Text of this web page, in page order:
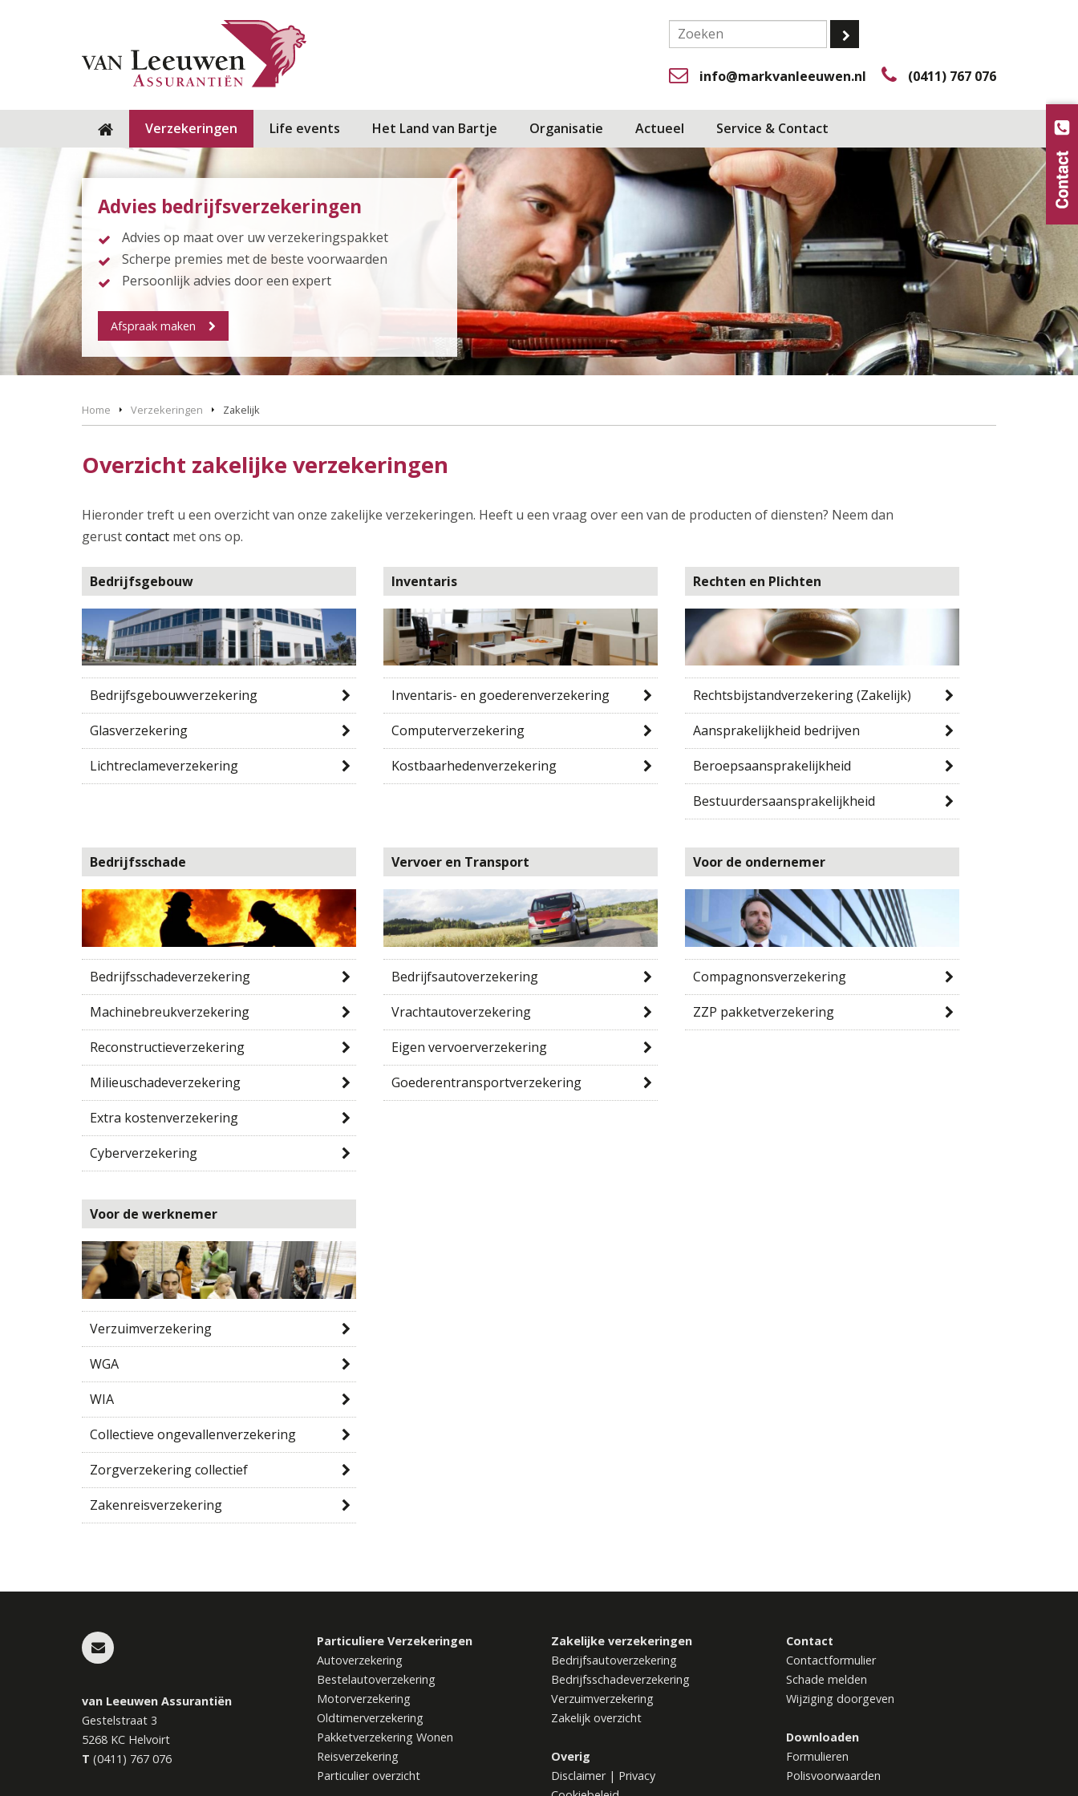
info@markvanleeuwen.nl (0411) 767 076
Verzekeringen Life events Het Land van Bartje Organisatie Actueel Service & Contact
Advies bedrijfsverzekeringen
Advies op maat over uw verzekeringspakket
Scherpe premies met de beste voorwaarden
Persoonlijk advies door een expert
Afspraak maken
Home Verzekeringen Zakelijk
Overzicht zakelijke verzekeringen
Hieronder treft u een overzicht van onze zakelijke verzekeringen. Heeft u een vraag over een van de producten of diensten? Neem dan
gerustcontact met ons op.
Bedrijfsgebouw
Bedrijfsgebouwverzekering
Glasverzekering
Lichtreclameverzekering
Inventaris
Inventaris- en goederenverzekering
Computerverzekering
Kostbaarhedenverzekering
Rechten en Plichten
Rechtsbijstandverzekering (Zakelijk)
Aansprakelijkheid bedrijven
Beroepsaansprakelijkheid
Bestuurdersaansprakelijkheid
Bedrijfsschade
Bedrijfsschadeverzekering
Machinebreukverzekering
Reconstructieverzekering
Milieuschadeverzekering
Extra kostenverzekering
Cyberverzekering
Vervoer en Transport
Bedrijfsautoverzekering
Vrachtautoverzekering
Eigen vervoerverzekering
Goederentransportverzekering
Voor de ondernemer
Compagnonsverzekering
ZZP pakketverzekering
Voor de werknemer
Verzuimverzekering
WGA
WIA
Collectieve ongevallenverzekering
Zorgverzekering collectief
Zakenreisverzekering
van Leeuwen Assurantiën
Gestelstraat 3
5268 KC Helvoirt
T (0411) 767 076
Particuliere Verzekeringen
Autoverzekering
Bestelautoverzekering
Motorverzekering
Oldtimerverzekering
Pakketverzekering Wonen
Reisverzekering
Particulier overzicht
Zakelijke verzekeringen
Bedrijfsautoverzekering
Bedrijfsschadeverzekering
Verzuimverzekering
Zakelijk overzicht
Overig
Disclaimer| Privacy
Contact
Contactformulier
Schade melden
Wijziging doorgeven
Downloaden
Formulieren
Polisvoorwaarden